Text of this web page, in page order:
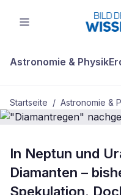
Astronomie & Physik
Startseite / Astronomie &
In Neptun und
Diamanten –
Spekulation.